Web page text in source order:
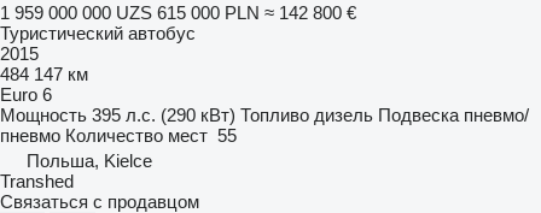
1 959 000 000 UZS 615 000 PLN ≈ 142 800 €
Туристический автобус
2015
484 147 км
Euro 6
Мощность 395 л.с. (290 кВт) Топливо дизель Подвеска пневмо/
пневмо Количество мест 55
Польша, Kielce
Transhed
Связаться с продавцом